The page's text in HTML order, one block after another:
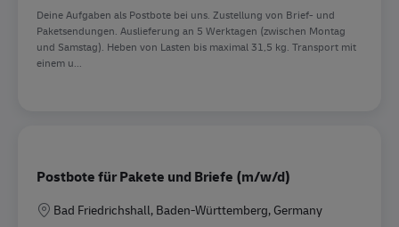
Deine Aufgaben als Postbote bei uns. Zustellung von Brief- und
Paketsendungen. Auslieferung an 5 Werktagen (zwischen Montag
und Samstag). Heben von Lasten bis maximal 31,5 kg. Transport mit
einem u...
Postbote für Pakete und Briefe (m/w/d)
Location
Bad Friedrichshall, Baden-Württemberg, Germany